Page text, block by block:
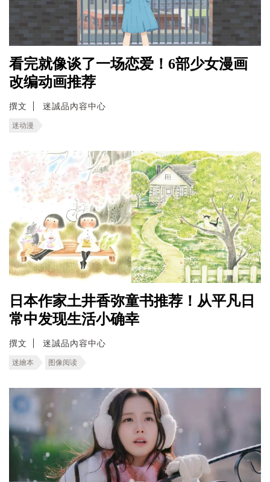
看完就像谈了一场恋爱！6部少女漫画
改编动画推荐
撰文 迷誠品內容中心
迷动漫
日本作家土井香弥童书推荐！从平凡日
常中发现生活小确幸
撰文 迷誠品內容中心
迷繪本 图像阅读